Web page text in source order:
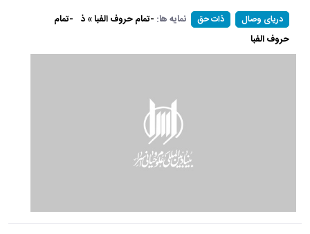
دریای وصال ذات حق نمایه ها: -تمام حروف الفبا » ذ -تمام
حروف الفبا